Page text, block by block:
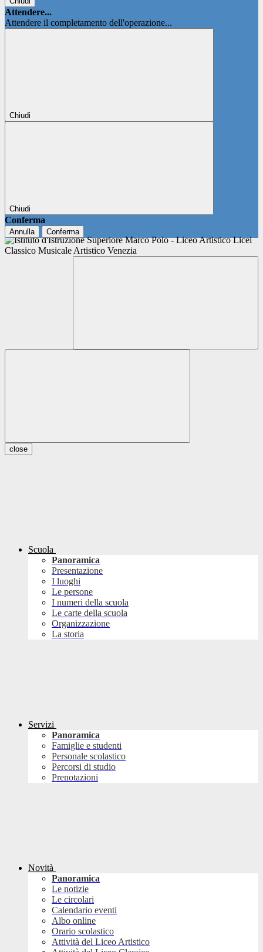
Attendere...
Attendere il completamento dell'operazione...
Chiudi
Chiudi
Conferma
Annulla Conferma
close
Scuola
Panoramica
Presentazione
I luoghi
Le persone
I numeri della scuola
Le carte della scuola
Organizzazione
La storia
Servizi
Panoramica
Famiglie e studenti
Personale scolastico
Percorsi di studio
Prenotazioni
Novità
Panoramica
Le notizie
Le circolari
Calendario eventi
Albo online
Orario scolastico
Attività del Liceo Artistico